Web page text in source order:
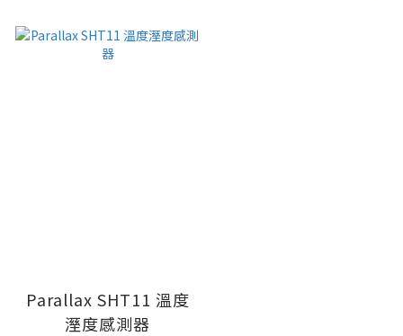
Parallax SHT11 溫度
溼度感測器